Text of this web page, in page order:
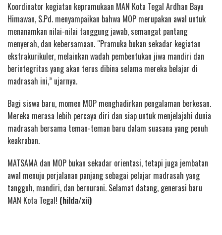
Koordinator kegiatan kepramukaan MAN Kota Tegal Ardhan Bayu
Himawan, S.Pd. menyampaikan bahwa MOP merupakan awal untuk
menanamkan nilai-nilai tanggung jawab, semangat pantang
menyerah, dan kebersamaan. “Pramuka bukan sekadar kegiatan
ekstrakurikuler, melainkan wadah pembentukan jiwa mandiri dan
berintegritas yang akan terus dibina selama mereka belajar di
madrasah ini,” ujarnya.
Bagi siswa baru, momen MOP menghadirkan pengalaman berkesan.
Mereka merasa lebih percaya diri dan siap untuk menjelajahi dunia
madrasah bersama teman-teman baru dalam suasana yang penuh
keakraban.
MATSAMA dan MOP bukan sekadar orientasi, tetapi juga jembatan
awal menuju perjalanan panjang sebagai pelajar madrasah yang
tangguh, mandiri, dan bernurani. Selamat datang, generasi baru
MAN Kota Tegal! (hilda/xii)